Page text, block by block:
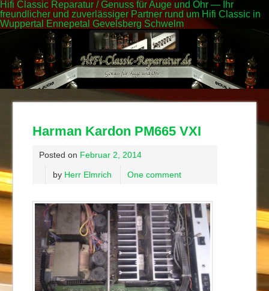
Hifi Classic Reparatur / Genuss für Auge und Ohr — Ihr
freundlicher und zuverlässiger Partner rund um Hifi Classic in
Wuppertal Ennepetal Gevelsberg Schwelm
Harman Kardon PM665 VXI
Posted on Februar 2, 2014
by Herr Elmrich One comment